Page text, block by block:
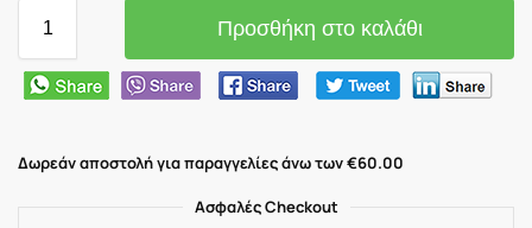
Προσθήκη στο καλάθι
Δωρεάν αποστολή για παραγγελίες άνω των €60.00
Ασφαλές Checkout